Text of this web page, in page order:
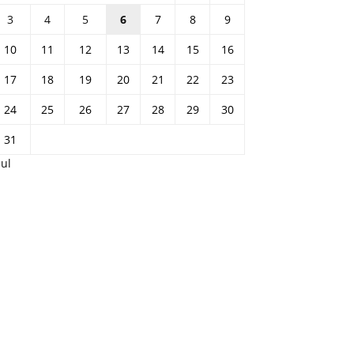
3
4 5 6 7 8
9
10
11 12 13 14 15
16
17
18 19 20 21 22
23
24
25 26 27 28 29
30
31